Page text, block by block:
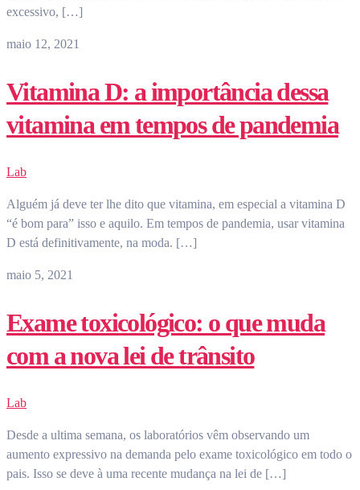
excessivo, […]
maio 12, 2021
Vitamina D: a importância dessa
vitamina em tempos de pandemia
Lab
Alguém já deve ter lhe dito que vitamina, em especial a vitamina D
“é bom para” isso e aquilo. Em tempos de pandemia, usar vitamina
D está definitivamente, na moda. […]
maio 5, 2021
Exame toxicológico: o que muda
com a nova lei de trânsito
Lab
Desde a ultima semana, os laboratórios vêm observando um
aumento expressivo na demanda pelo exame toxicológico em todo o
pais. Isso se deve à uma recente mudança na lei de […]